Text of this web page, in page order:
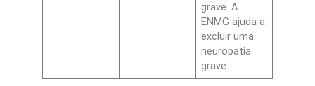
grave. A
ENMG ajuda a
excluir uma
neuropatia
grave.